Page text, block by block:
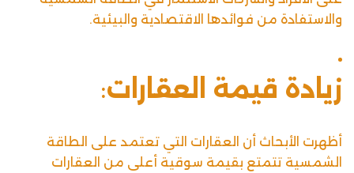
والاستفادة من فوائدها الاقتصادية والبيئية.
زيادة قيمة العقارات:
أظهرت الأبحاث أن العقارات التي تعتمد على الطاقة
الشمسية تتمتع بقيمة سوقية أعلى من العقارات